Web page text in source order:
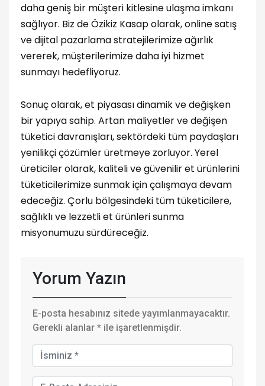
daha geniş bir müşteri kitlesine ulaşma imkanı
sağlıyor. Biz de Özikiz Kasap olarak, online satış
ve dijital pazarlama stratejilerimize ağırlık
vererek, müşterilerimize daha iyi hizmet
sunmayı hedefliyoruz.
Sonuç olarak, et piyasası dinamik ve değişken
bir yapıya sahip. Artan maliyetler ve değişen
tüketici davranışları, sektördeki tüm paydaşları
yenilikçi çözümler üretmeye zorluyor. Yerel
üreticiler olarak, kaliteli ve güvenilir et ürünlerini
tüketicilerimize sunmak için çalışmaya devam
edeceğiz. Çorlu bölgesindeki tüm tüketicilere,
sağlıklı ve lezzetli et ürünleri sunma
misyonumuzu sürdüreceğiz.
Yorum Yazın
E-posta hesabınız sitede yayımlanmayacaktır.
Gerekli alanlar * ile işaretlenmişdir.